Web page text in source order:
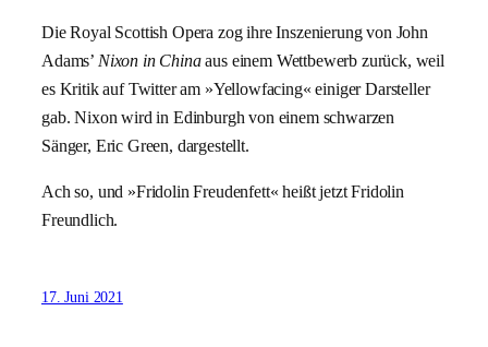
Die Royal Scottish Opera zog ihre Inszenierung von John
Adams’ Nixon in Chinaaus einem Wettbewerb zurück, weil
es Kritik auf Twitter am »Yellowfacing« einiger Darsteller
gab. Nixon wird in Edinburgh von einem schwarzen
Sänger, Eric Green, dargestellt.
Ach so, und »Fridolin Freudenfett« heißt jetzt Fridolin
Freundlich.
17. Juni 2021